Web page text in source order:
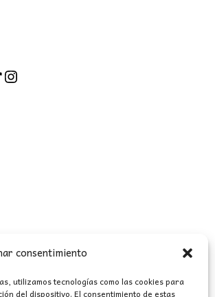
consentimiento
utilizamos tecnologías como las cookies para
del dispositivo. El consentimiento de estas
Instagram